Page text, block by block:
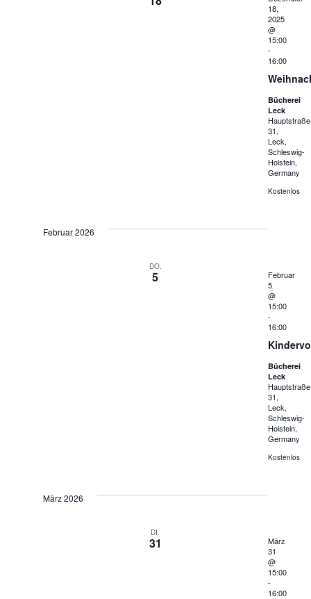
18,
2025
@
15:00
-
16:00
Bücherei
Leck
Hauptstraße
31,
Leck,
Schleswig-
Holstein,
Germany
Kostenlos
Februar 2026
DO.
5
Februar
5
@
15:00
-
16:00
Bücherei
Leck
Hauptstraße
31,
Leck,
Schleswig-
Holstein,
Germany
Kostenlos
März 2026
DI.
31
März
31
@
15:00
-
16:00